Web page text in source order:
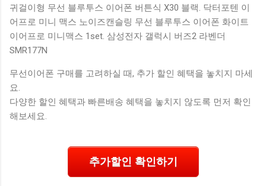
귀걸이형 무선 블루투스 이어폰 버튼식 X30 블랙. 닥터포텐 이
어프로 미니 맥스 노이즈캔슬링 무선 블루투스 이어폰 화이트
이어프로 미니맥스 1set. 삼성전자 갤럭시 버즈2 라벤더
SMR177N
무선이어폰 구매를 고려하실 때, 추가 할인 혜택을 놓치지 마세
요.
다양한 할인 혜택과 빠른배송 혜택을 놓치지 않도록 먼저 확인
해보세요.
추가할인 확인하기